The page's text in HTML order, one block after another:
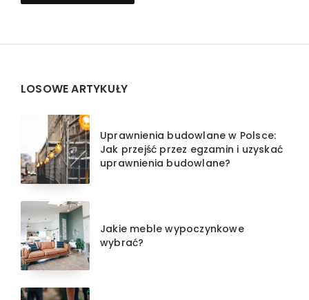
Widgets
LOSOWE ARTYKUŁY
Uprawnienia budowlane w Polsce:
Jak przejść przez egzamin i uzyskać
uprawnienia budowlane?
Jakie meble wypoczynkowe
wybrać?